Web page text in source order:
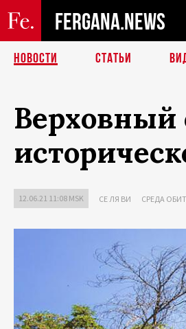
FERGANA.NEWS
НОВОСТИ СТАТЬИ
Верховный
12.06.21 11:08 MSK СЕ ЛЯ ВИ СРЕДА